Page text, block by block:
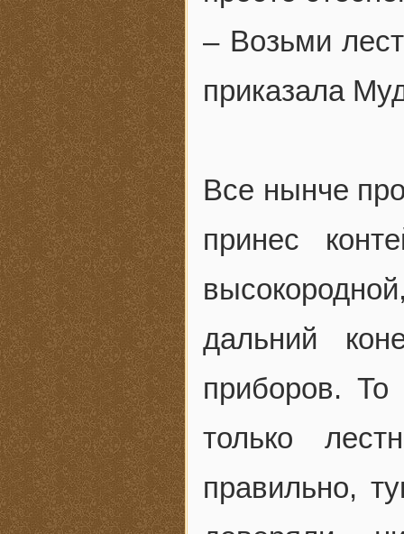
– Возьми
приказала
Все нынче
принес
дальний
приборов. То
только
правильно,